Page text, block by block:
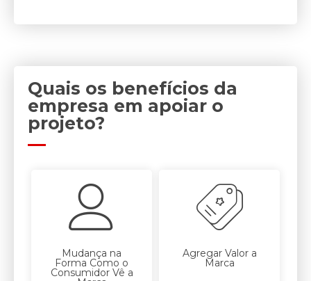
Quais os benefícios da
empresa em apoiar o
projeto?
Mudança na
Forma Como o
Consumidor Vê a
Agregar Valor a
Marca